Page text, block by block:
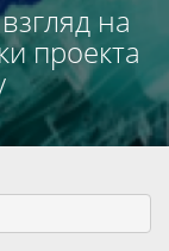
на
проекта